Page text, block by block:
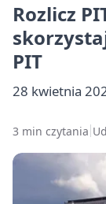
Rozlicz
PIT
28 kwietnia
3 min czytania